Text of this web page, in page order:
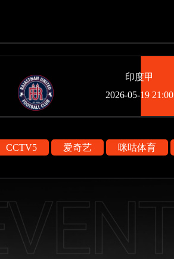
印度甲
2026-05-19 21:00
CCTV5 爱奇艺 咪咕体育